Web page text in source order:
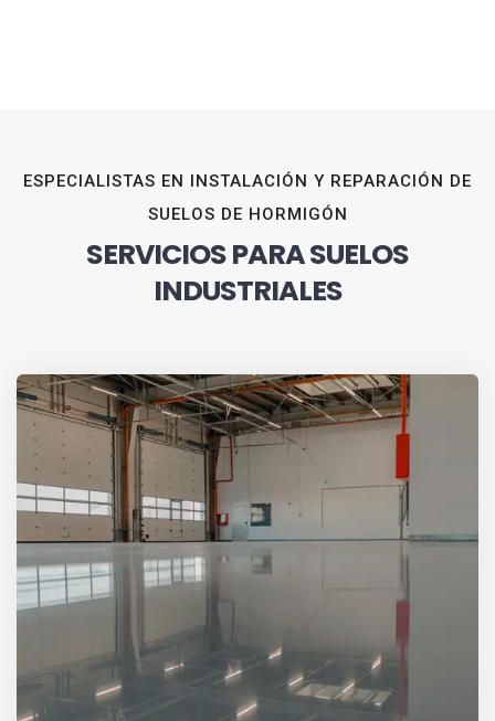
ESPECIALISTAS EN INSTALACIÓN Y REPARACIÓN DE
SUELOS DE HORMIGÓN
SERVICIOS PARA SUELOS
INDUSTRIALES